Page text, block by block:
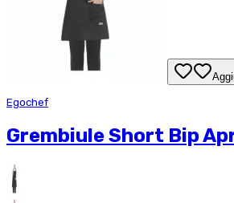
Egochef
Grembiule Short Bip